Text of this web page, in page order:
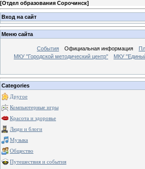
[Отдел образования Сорочинск]
Вход на сайт
Меню сайта
События Официальная информация
МКУ "Городской методический центр"
МКУ
Categories
Другое
Компьютерные игры
Красота и здоровье
Люди и блоги
Музыка
Общество
Путешествия и события